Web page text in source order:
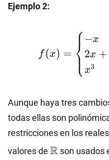
Ejemplo 2:
-x
\text{si} \
\\2x+3
\text{si} \ 0
2 \\x^{3}
\text{si} \
f (x) = ⎩
⎨⎧ −x
2x +
x3
Aunque haya tres
todas ellas son
restricciones en los
valores de R son usados